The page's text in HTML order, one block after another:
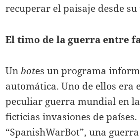
recuperar el paisaje desde
El timo de la guerra entre
Unbotes un programa
automática. Uno de ellos era
peculiar guerra mundial en
ficticias invasiones de
“SpanishWarBot”, una